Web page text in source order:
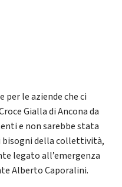
per le aziende che ci
Gialla di Ancona da
e non sarebbe stata
bisogni della collettività,
legato all’emergenza
Alberto Caporalini.